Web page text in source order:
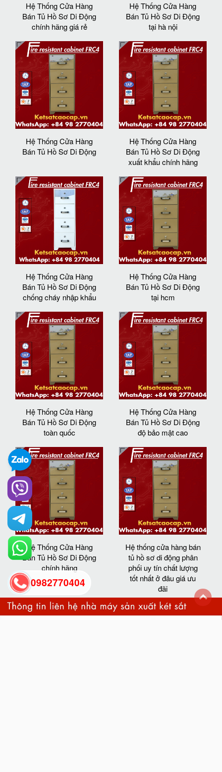
Hệ Thống Cửa Hàng
Bán Tủ Hồ Sơ Di Động
chính hãng giá rẻ
Hệ Thống Cửa Hàng
Bán Tủ Hồ Sơ Di Động
tại hà nội
Hệ Thống Cửa Hàng
Bán Tủ Hồ Sơ Di Động
Hệ Thống Cửa Hàng
Bán Tủ Hồ Sơ Di Động
xuất khẩu chính hãng
Hệ Thống Cửa Hàng
Bán Tủ Hồ Sơ Di Động
chống cháy nhập khẩu
Hệ Thống Cửa Hàng
Bán Tủ Hồ Sơ Di Động
tại hcm
Hệ Thống Cửa Hàng
Bán Tủ Hồ Sơ Di Động
toàn quốc
Hệ Thống Cửa Hàng
Bán Tủ Hồ Sơ Di Động
độ bảo mật cao
Hệ Thống Cửa Hàng
Bán Tủ Hồ Sơ Di Động
chính hãng
Hệ thống cửa hàng bán
tủ hồ sơ di động phân
phối uy tín chất lượng
tốt nhất ở đâu giá ưu
đãi
0982770404
back